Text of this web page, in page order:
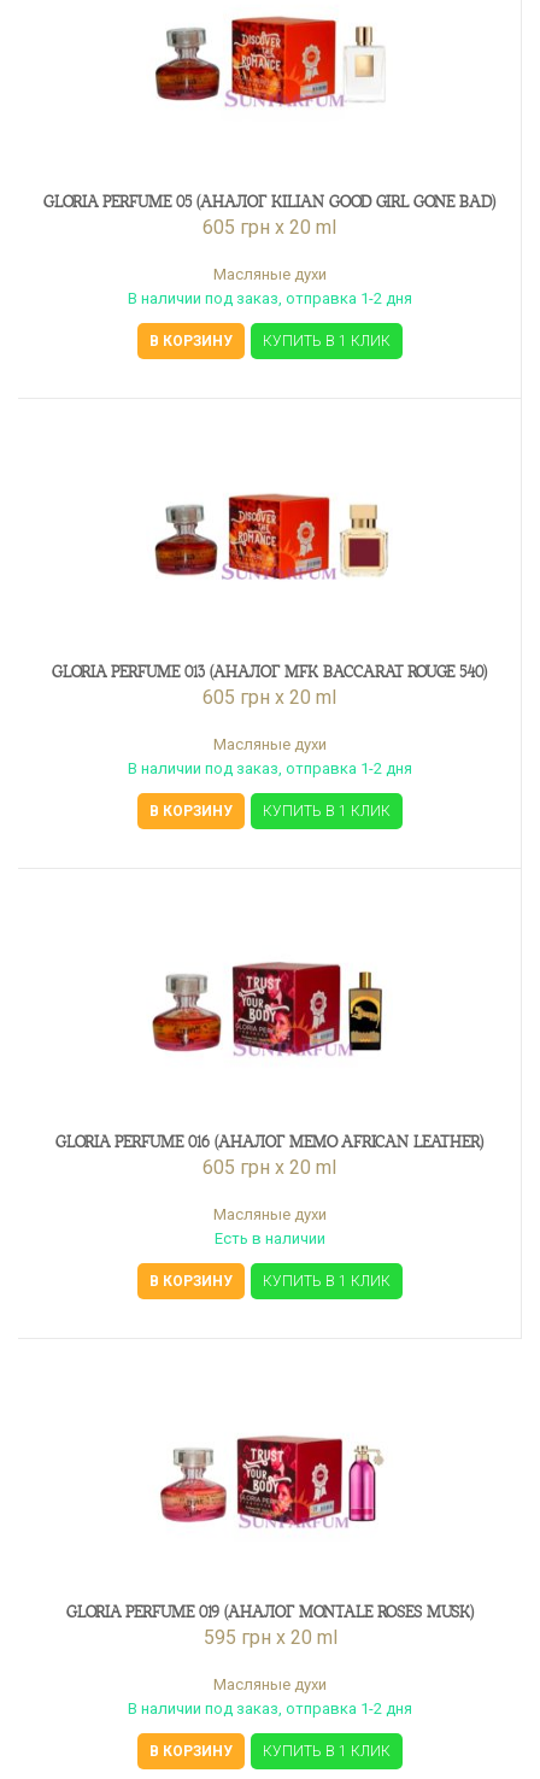
GLORIA PERFUME 05 (АНАЛОГ KILIAN GOOD GIRL GONE BAD)
605 грн x 20 ml
Масляные духи
В наличии под заказ, отправка 1-2 дня
В КОРЗИНУ КУПИТЬ В 1 КЛИК
GLORIA PERFUME 013 (АНАЛОГ MFK BACCARAT ROUGE 540)
605 грн x 20 ml
Масляные духи
В наличии под заказ, отправка 1-2 дня
В КОРЗИНУ КУПИТЬ В 1 КЛИК
GLORIA PERFUME 016 (АНАЛОГ MEMO AFRICAN LEATHER)
605 грн x 20 ml
Масляные духи
Есть в наличии
В КОРЗИНУ КУПИТЬ В 1 КЛИК
GLORIA PERFUME 019 (АНАЛОГ MONTALE ROSES MUSK)
595 грн x 20 ml
Масляные духи
В наличии под заказ, отправка 1-2 дня
В КОРЗИНУ КУПИТЬ В 1 КЛИК